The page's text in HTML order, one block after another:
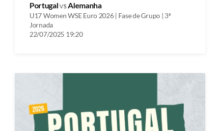
PortugalvsAlemanha
U17 Women WSE Euro 2026 | Fase de Grupo | 3ª
Jornada
22/07/2025 19:20